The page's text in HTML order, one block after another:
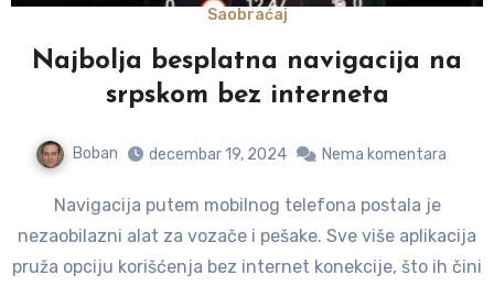
Saobraćaj
Najbolja besplatna navigacija na
srpskom bez interneta
Boban decembar 19, 2024 Nema komentara
Navigacija putem mobilnog telefona postala je
nezaobilazni alat za vozače i pešake. Sve više aplikacija
pruža opciju korišćenja bez internet konekcije, što ih čini